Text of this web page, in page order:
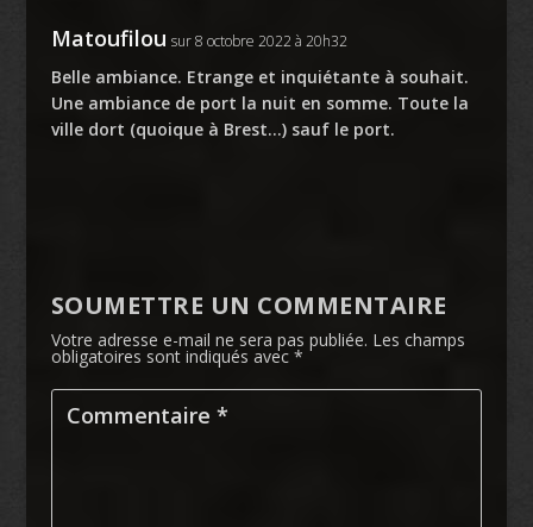
Matoufilou sur 8 octobre 2022 à 20h32
Belle ambiance. Etrange et inquiétante à souhait.
Une ambiance de port la nuit en somme. Toute la
ville dort (quoique à Brest…) sauf le port.
SOUMETTRE UN COMMENTAIRE
Votre adresse e-mail ne sera pas publiée. Les champs
obligatoires sont indiqués avec *